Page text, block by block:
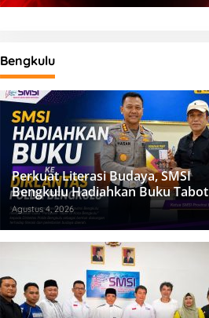
Bengkulu
Perkuat Literasi Budaya, SMSI
Bengkulu Hadiahkan Buku Tabot
untuk Dirlantas Polda
Agustus 4, 2026